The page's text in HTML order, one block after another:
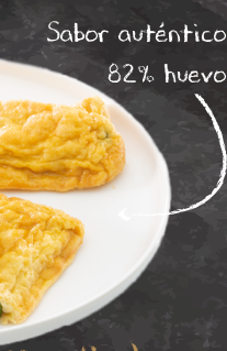
Sabor auténtico
82% huevo